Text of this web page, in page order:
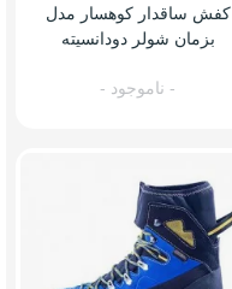
کفش ساقدار کوهسار مدل
بزمان شولر دودانسیته
- ناموجود -